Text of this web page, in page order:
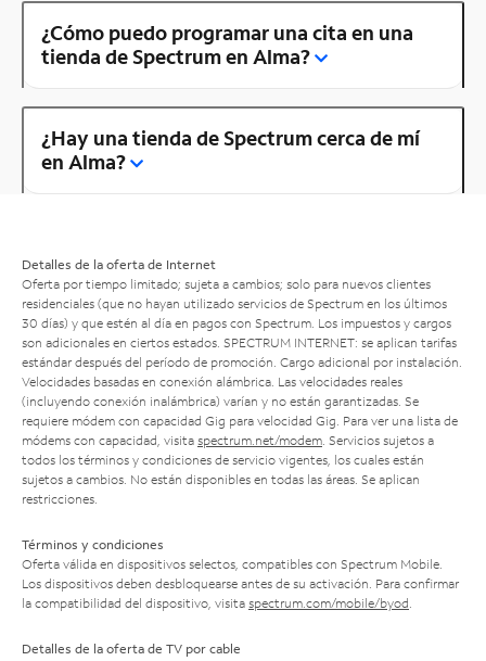
¿Cómo puedo programar una cita en una
tienda de Spectrum en Alma?
¿Hay una tienda de Spectrum cerca de mí
en Alma?
Detalles de la oferta de Internet
Oferta por tiempo limitado; sujeta a cambios; solo para nuevos clientes
residenciales (que no hayan utilizado servicios de Spectrum en los últimos
30 días) y que estén al día en pagos con Spectrum. Los impuestos y cargos
son adicionales en ciertos estados. SPECTRUM INTERNET: se aplican tarifas
estándar después del período de promoción. Cargo adicional por instalación.
Velocidades basadas en conexión alámbrica. Las velocidades reales
(incluyendo conexión inalámbrica) varían y no están garantizadas. Se
requiere módem con capacidad Gig para velocidad Gig. Para ver una lista de
módems con capacidad, visita spectrum.net/modem . Servicios sujetos a
todos los términos y condiciones de servicio vigentes, los cuales están
sujetos a cambios. No están disponibles en todas las áreas. Se aplican
restricciones.
Términos y condiciones
Oferta válida en dispositivos selectos, compatibles con Spectrum Mobile.
Los dispositivos deben desbloquearse antes de su activación. Para confirmar
la compatibilidad del dispositivo, visita spectrum.com/mobile/byod
Detalles de la oferta de TV por cable